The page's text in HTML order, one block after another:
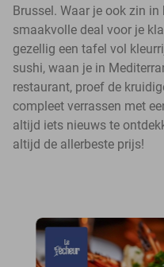
Brussel. Waar je ook zin
smaakvolle deal voor je
gezellig een tafel vol
sushi, waan je in
restaurant, proef de
compleet verrassen met
altijd iets nieuws te
altijd de allerbeste prijs!